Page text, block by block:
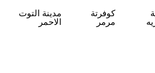
كوفرتة
مرمر
مدينة التوت
الاحمر